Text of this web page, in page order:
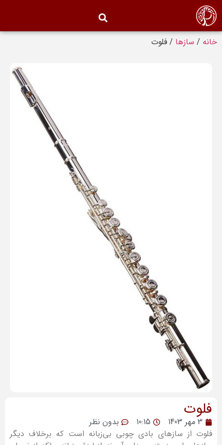
خانه / سازها / فلوت
فلوت
3 مهر 1403 10:15
بدون نظر
فلوت از سازهای بادی چوبی بی‌زبانه است که برخلاف دیگر